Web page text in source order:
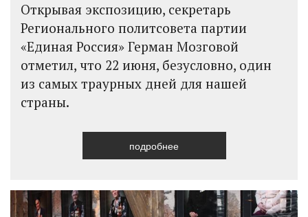
Открывая экспозицию, секретарь
Регионального политсовета партии
«Единая Россия» Герман Мозговой
отметил, что 22 июня, безусловно, один
из самых траурных дней для нашей
страны.
подробнее